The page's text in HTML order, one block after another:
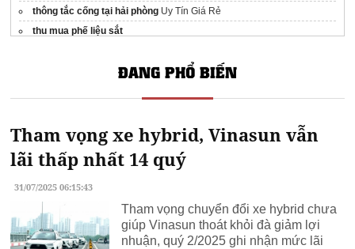
thông tắc cống tại hải phòng Uy Tín Giá Rẻ
thu mua phế liệu sắt
thu mua nhom phe lieuĐANG PHỔ BIẾN
Tham vọng xe hybrid, Vinasun vẫn
lãi thấp nhất 14 quý
31/07/2025 06:15:43
Tham vọng chuyển đổi xe hybrid chưa
giúp Vinasun thoát khỏi đà giảm lợi
nhuận, quý 2/2025 ghi nhận mức lãi